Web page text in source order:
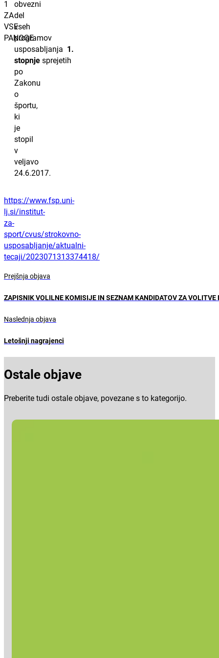
1
ZA
VSE
PANOGE
obvezni
del
vseh
programov
usposabljanja 1.
stopnje sprejetih
po
Zakonu
o
športu,
ki
je
stopil
v
veljavo
24.6.2017.
https://www.fsp.uni-
lj.si/institut-
za-
sport/cvus/strokovno-
usposabljanje/aktualni-
tecaji/2023071313374418/
Prejšnja objava
ZAPISNIK VOLILNE KOMISIJE IN SEZNAM KANDIDATOV ZA
Naslednja objava
Letošnji nagrajenci
Ostale objave
Preberite tudi ostale objave, povezane s to kategorijo.